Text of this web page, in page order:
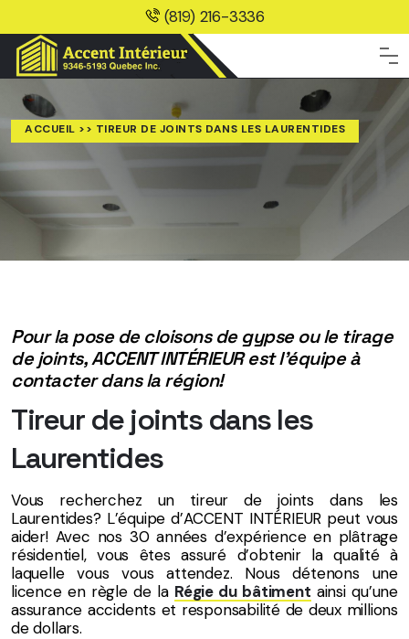
(819) 216-3336
ACCUEIL >> TIREUR DE JOINTS DANS LES LAURENTIDES
Pour la pose de cloisons de gypse ou le tirage
de joints, ACCENT INTÉRIEUR est l’équipe à
contacter dans la région!
Tireur de joints dans les
Laurentides
Vous recherchez un tireur de joints dans les
Laurentides? L’équipe d’ACCENT INTÉRIEUR peut vous
aider! Avec nos 30 années d’expérience en plâtrage
résidentiel, vous êtes assuré d’obtenir la qualité à
laquelle vous vous attendez. Nous détenons une
licence en règle de la Régie du bâtiment ainsi qu’une
assurance accidents et responsabilité de deux millions
de dollars.